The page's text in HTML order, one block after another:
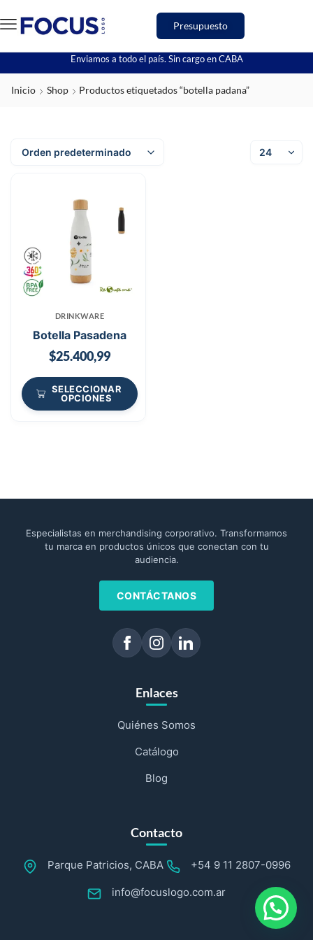
Presupuesto
Enviamos a todo el país. Sin cargo en CABA
Inicio Shop Productos etiquetados “botella padana”
DRINKWARE
Botella Pasadena
$25.400,99
SELECCIONAR
OPCIONES
Especialistas en merchandising corporativo. Transformamos
tu marca en productos únicos que conectan con tu
audiencia.
CONTÁCTANOS
Enlaces
Quiénes Somos
Catálogo
Blog
Contacto
Parque Patricios, CABA +54 9 11 2807-0996
info@focuslogo.com.ar